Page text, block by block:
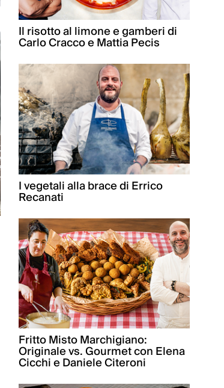
Il risotto al limone e gamberi di
Carlo Cracco e Mattia Pecis
I vegetali alla brace di Errico
Recanati
Fritto Misto Marchigiano:
Originale vs. Gourmet con Elena
Cicchi e Daniele Citeroni